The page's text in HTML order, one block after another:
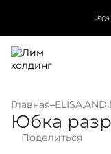
-
Главная–
Юбка
Поделиться